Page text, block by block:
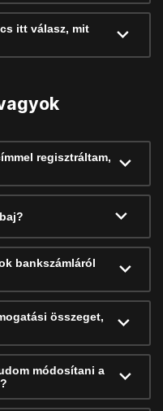
itt válasz, mit
regisztráltam,
bankszámláról
összeget,
módosítani a